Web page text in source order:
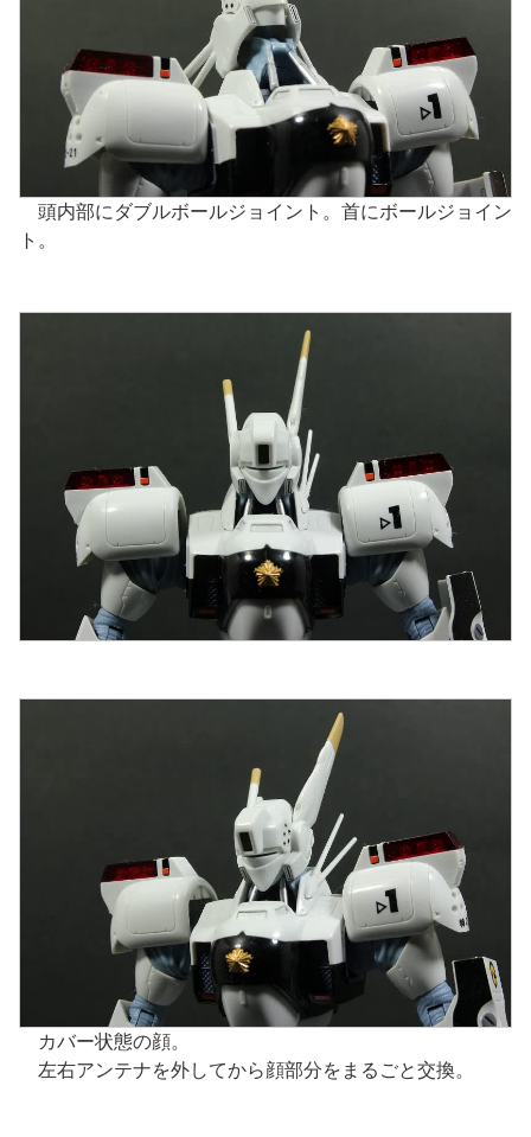
頭内部にダブルボールジョイント。首にボールジョイン
ト。
カバー状態の顔。
左右アンテナを外してから顔部分をまるごと交換。